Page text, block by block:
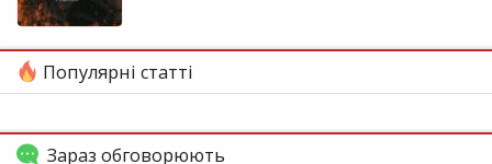
Популярні статті
Зараз обговорюють